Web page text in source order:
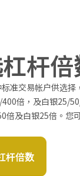
杆
准交易帐户供选
倍，及白银25/
倍及白银25倍。您
杆倍数